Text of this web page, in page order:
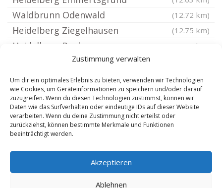
Zustimmung verwalten
Um dir ein optimales Erlebnis zu bieten, verwenden wir Technologien
wie Cookies, um Geräteinformationen zu speichern und/oder darauf
zuzugreifen. Wenn du diesen Technologien zustimmst, können wir
Daten wie das Surfverhalten oder eindeutige IDs auf dieser Website
verarbeiten. Wenn du deine Zustimmung nicht erteilst oder
zurückziehst, können bestimmte Merkmale und Funktionen
beeinträchtigt werden.
Akzeptieren
Ablehnen
Waldbrunn Odenwald (12.72 km)
Heidelberg Ziegelhausen (12.75 km)
Heidelberg Boxberg (12.84 km)
Leimen Baden (12.92 km)
Heidelberg Schlierbach (12.97 km)
Malsch bei Wiesloch (13.08 km)
Billigheim Baden (13.59 km)
Heilbronn Frankenbach
Oedheim (13.62 km)
Heidelberg Rohrbach